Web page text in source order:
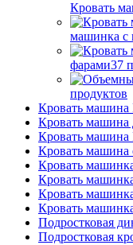
Кровать
машинка с
фарами37
продуктов
Кровать машина
Кровать машина
Кровать машина
Кровать машина
Кровать
Кровать
Кровать
Кровать
Подростковая
Подростковая